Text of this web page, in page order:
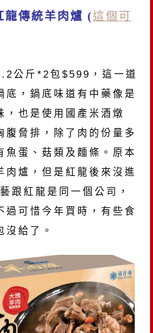
龍傳統羊肉爐 (這個可
公斤*2包$599，這一道
底，鍋底味道有中藥像是
，也是使用國產米酒燉
腹脅排，除了肉的份量多
魚蛋、菇類及麵條。原本
肉爐，但是紅龍後來沒進
跟紅龍是同一個公司，
過可惜今年買時，有些食
沒給了。